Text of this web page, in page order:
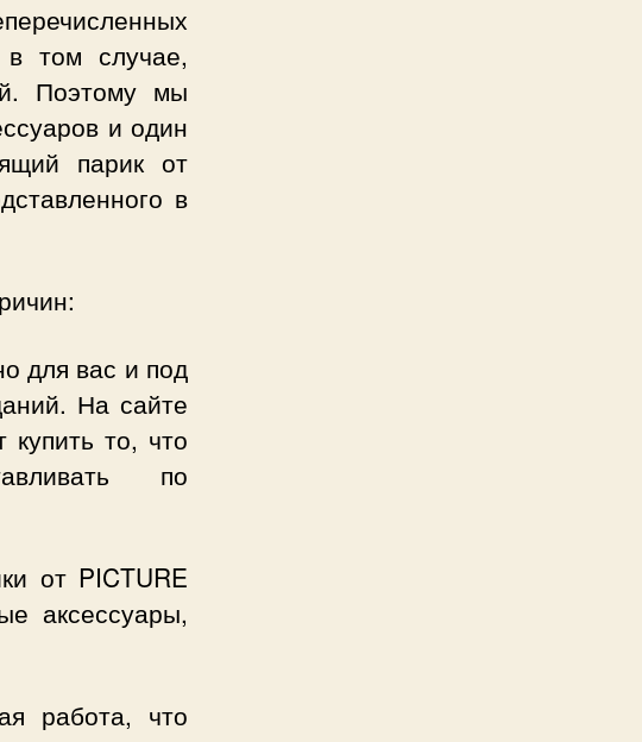
в том случае,
Поэтому мы
и один
парик от
в
для вас и под
На сайте
то, что
по
от PICTURE
аксессуары,
работа, что